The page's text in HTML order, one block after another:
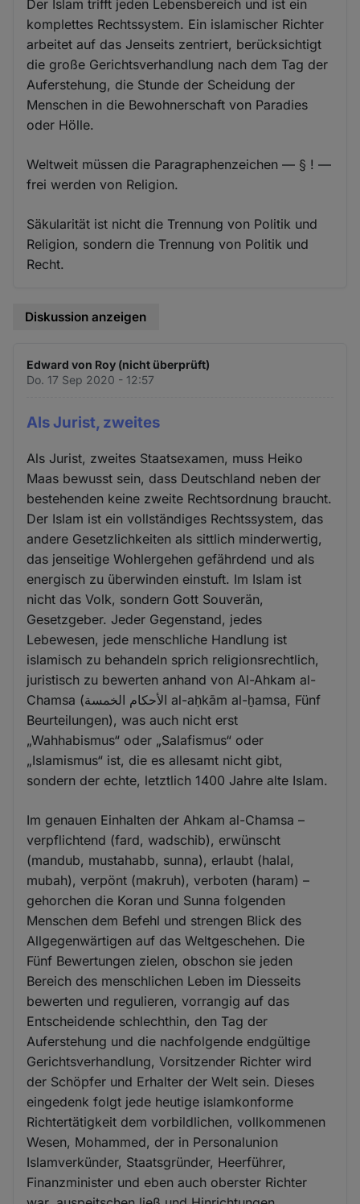
Der Islam trifft jeden Lebensbereich und ist ein
komplettes Rechtssystem. Ein islamischer Richter
arbeitet auf das Jenseits zentriert, berücksichtigt
die große Gerichtsverhandlung nach dem Tag der
Auferstehung, die Stunde der Scheidung der
Menschen in die Bewohnerschaft von Paradies
oder Hölle.
Weltweit müssen die Paragraphenzeichen — § ! —
frei werden von Religion.
Säkularität ist nicht die Trennung von Politik und
Religion, sondern die Trennung von Politik und
Recht.
Diskussion anzeigen
Edward von Roy (nicht überprüft)
Do. 17 Sep 2020 - 12:57
Als Jurist, zweites
Als Jurist, zweites Staatsexamen, muss Heiko
Maas bewusst sein, dass Deutschland neben der
bestehenden keine zweite Rechtsordnung braucht.
Der Islam ist ein vollständiges Rechtssystem, das
andere Gesetzlichkeiten als sittlich minderwertig,
das jenseitige Wohlergehen gefährdend und als
energisch zu überwinden einstuft. Im Islam ist
nicht das Volk, sondern Gott Souverän,
Gesetzgeber. Jeder Gegenstand, jedes
Lebewesen, jede menschliche Handlung ist
islamisch zu behandeln sprich religionsrechtlich,
juristisch zu bewerten anhand von Al-Ahkam al-
Chamsa (الأحكام الخمسة al-aḥkām al-ḫamsa, Fünf
Beurteilungen), was auch nicht erst
„Wahhabismus“ oder „Salafismus“ oder
„Islamismus“ ist, die es allesamt nicht gibt,
sondern der echte, letztlich 1400 Jahre alte Islam.
Im genauen Einhalten der Ahkam al-Chamsa –
verpflichtend (fard, wadschib), erwünscht
(mandub, mustahabb, sunna), erlaubt (halal,
mubah), verpönt (makruh), verboten (haram) –
gehorchen die Koran und Sunna folgenden
Menschen dem Befehl und strengen Blick des
Allgegenwärtigen auf das Weltgeschehen. Die
Fünf Bewertungen zielen, obschon sie jeden
Bereich des menschlichen Leben im Diesseits
bewerten und regulieren, vorrangig auf das
Entscheidende schlechthin, den Tag der
Auferstehung und die nachfolgende endgültige
Gerichtsverhandlung, Vorsitzender Richter wird
der Schöpfer und Erhalter der Welt sein. Dieses
eingedenk folgt jede heutige islamkonforme
Richtertätigkeit dem vorbildlichen, vollkommenen
Wesen, Mohammed, der in Personalunion
Islamverkünder, Staatsgründer, Heerführer,
Finanzminister und eben auch oberster Richter